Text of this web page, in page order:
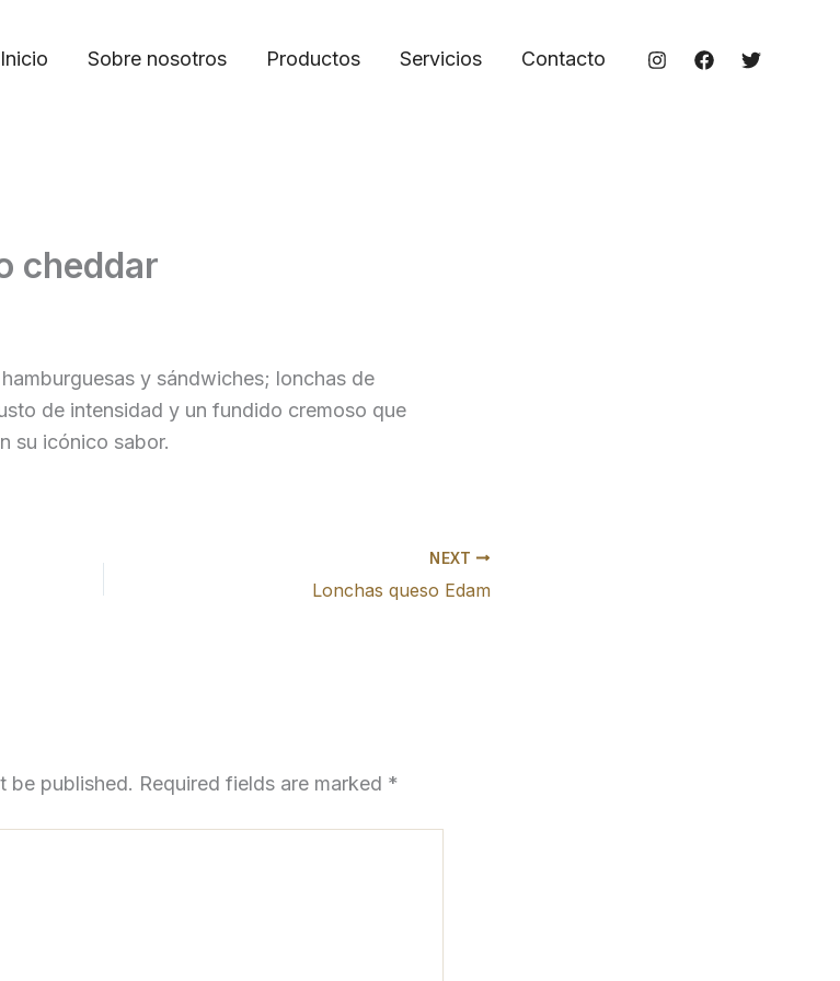
Inicio Sobre nosotros Productos Servicios Contacto
cheddar
y sándwiches; lonchas de
de intensidad y un fundido cremoso que
su icónico sabor.
NEXT
Lonchas queso Edam
be published. Required fields are marked *